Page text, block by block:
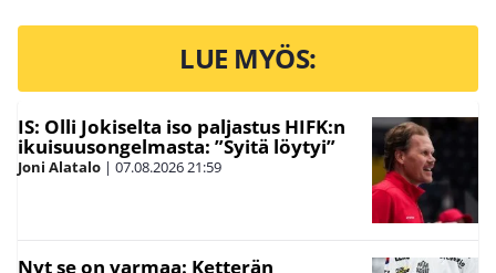
LUE MYÖS:
IS: Olli Jokiselta iso paljastus HIFK:n
ikuisuusongelmasta: ”Syitä löytyi”
Joni Alatalo | 07.08.202621:59
Nyt se on varmaa: Ketterän